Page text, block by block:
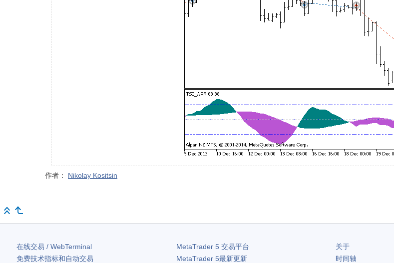
作者： Nikolay Kositsin
在线交易 / WebTerminal
免费技术指标和自动交易
MetaTrader 5交易平台
MetaTrader 5最新更新
关于
时间轴